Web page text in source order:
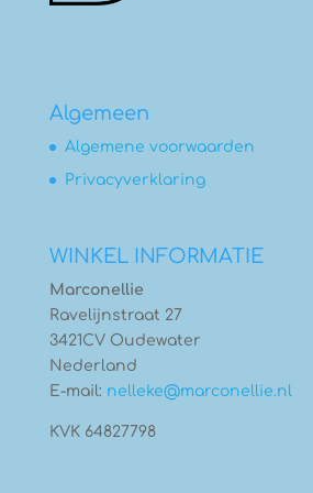
Algemeen
Algemene voorwaarden
Privacyverklaring
WINKEL INFORMATIE
Marconellie
Ravelijnstraat 27
3421CV Oudewater
Nederland
E-mail: nelleke@marconellie.nl
KVK 64827798